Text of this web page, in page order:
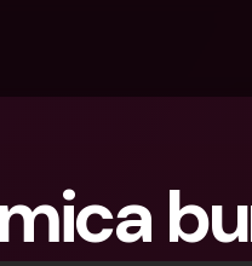
Per
Per